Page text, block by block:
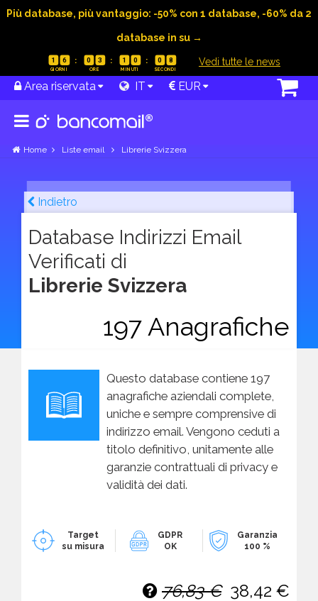
Più database, più vantaggio: -50% con 1 database, -60% da 2
database in su →
1 6 0 3 1 0 0 7 Vedi tutte le news
Area riservata IT EUR
Home Liste email Librerie Svizzera
Indietro
Database Indirizzi Email
Verificati di
Librerie Svizzera
197 Anagrafiche
Questo database contiene 197
anagrafiche aziendali complete,
uniche e sempre comprensive di
indirizzo email. Vengono ceduti a
titolo definitivo, unitamente alle
garanzie contrattuali di privacy e
validità dei dati.
Target
su misura
GDPR
OK
Garanzia
100 %
76,83 € 38,42 €